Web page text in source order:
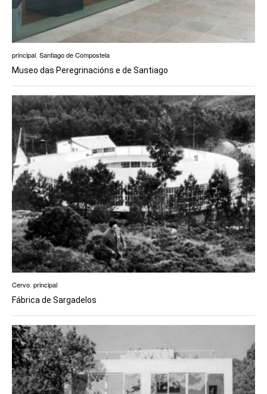
principal, Santiago de Compostela
Museo das Peregrinacións e de Santiago
Cervo principal
Fábrica de Sargadelos